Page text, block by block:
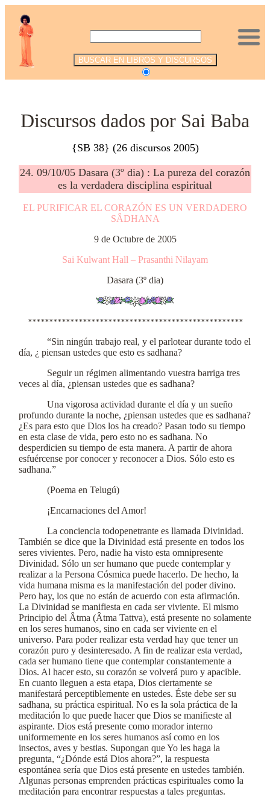
Discursos dados por Sai Baba
{SB 38} (26 discursos 2005)
24. 09/10/05 Dasara (3º dia) : La pureza del corazón
es la verdadera disciplina espiritual
EL PURIFICAR EL CORAZÓN ES UN VERDADERO
SÂDHANA
9 de Octubre de 2005
Sai Kulwant Hall – Prasanthi Nilayam
Dasara (3º dia)
***************************************************
“Sin ningún trabajo real, y el parlotear durante todo el
día, ¿ piensan ustedes que esto es sadhana?
Seguir un régimen alimentando vuestra barriga tres
veces al día, ¿piensan ustedes que es sadhana?
Una vigorosa actividad durante el día y un sueño
profundo durante la noche, ¿piensan ustedes que es sadhana?
¿Es para esto que Dios los ha creado? Pasan todo su tiempo
en esta clase de vida, pero esto no es sadhana. No
desperdicien su tiempo de esta manera. A partir de ahora
esfuércense por conocer y reconocer a Dios. Sólo esto es
sadhana.”
(Poema en Telugú)
¡Encarnaciones del Amor!
La conciencia todopenetrante es llamada Divinidad.
También se dice que la Divinidad está presente en todos los
seres vivientes. Pero, nadie ha visto esta omnipresente
Divinidad. Sólo un ser humano que puede contemplar y
realizar a la Persona Cósmica puede hacerlo. De hecho, la
vida humana misma es la manifestación del poder divino.
Pero hay, los que no están de acuerdo con esta afirmación.
La Divinidad se manifiesta en cada ser viviente. El mismo
Principio del Âtma (Âtma Tattva), está presente no solamente
en los seres humanos, sino en cada ser viviente en el
universo. Para poder realizar esta verdad hay que tener un
corazón puro y desinteresado. A fin de realizar esta verdad,
cada ser humano tiene que contemplar constantemente a
Dios. Al hacer esto, su corazón se volverá puro y apacible.
En cuanto lleguen a esta etapa, Dios ciertamente se
manifestará perceptiblemente en ustedes. Éste debe ser su
sadhana, su práctica espiritual. No es la sola práctica de la
meditación lo que puede hacer que Dios se manifieste al
aspirante. Dios está presente como morador interno
uniformemente en los seres humanos así como en los
insectos, aves y bestias. Supongan que Yo les haga la
pregunta, “¿Dónde está Dios ahora?”, la respuesta
espontánea sería que Dios está presente en ustedes también.
Algunas personas emprenden prácticas espirituales como la
meditación para encontrar respuestas a tales preguntas.